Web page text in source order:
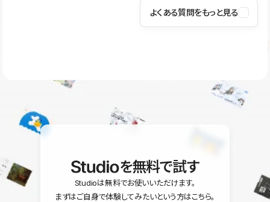
はSSL/TLSによる通信暗号化に対応しており、悪質なスクリプトの
操作方法や機能については、ヘルプセンターでご確認いただけま
ユーザー同士で質問・相談できるコミュニティもご利用ください。
よくある質問をもっと見る
を無料で試す
Studioは無料でお使いいただけます。
まずはご自身で体験してみたいという方はこちら。